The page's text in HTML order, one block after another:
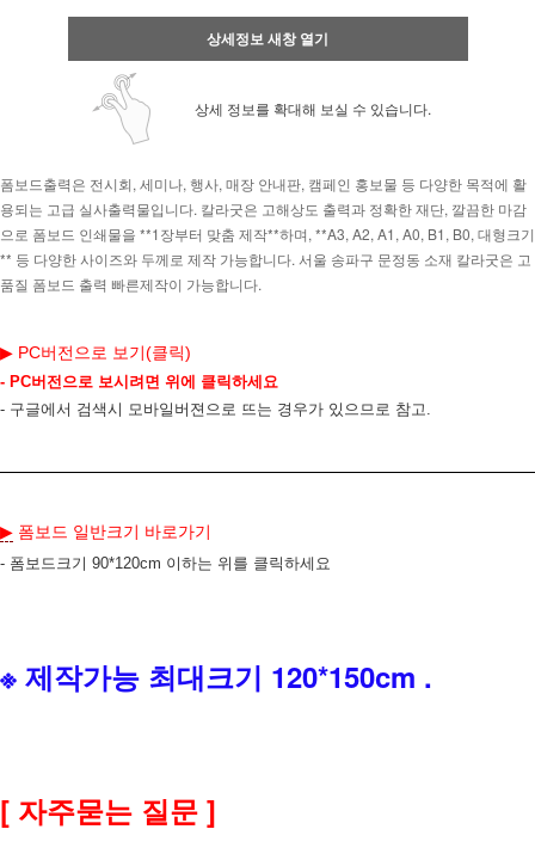
상세정보 새창 열기
상세 정보를 확대해 보실 수 있습니다.
폼보드출력은 전시회, 세미나, 행사, 매장 안내판, 캠페인 홍보물 등 다양한 목적에 활
용되는 고급 실사출력물입니다. 칼라굿은 고해상도 출력과 정확한 재단, 깔끔한 마감
으로 폼보드 인쇄물을 **1장부터 맞춤 제작**하며, **A3, A2, A1, A0, B1, B0, 대형크기
** 등 다양한 사이즈와 두께로 제작 가능합니다. 서울 송파구 문정동 소재 칼라굿은 고
품질 폼보드 출력 빠른제작이 가능합니다.
▶ PC버전으로 보기(클릭)
- PC버전으로 보시려면 위에 클릭하세요
- 구글에서 검색시 모바일버젼으로 뜨는 경우가 있으므로 참고.
▶ 폼보드 일반크기 바로가기
- 폼보드크기 90*120cm 이하는 위를 클릭하세요
※ 제작가능 최대크기 120*150cm .
[ 자주묻는 질문 ]